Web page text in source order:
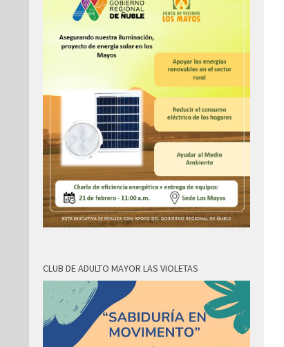
CLUB DE ADULTO MAYOR LAS VIOLETAS